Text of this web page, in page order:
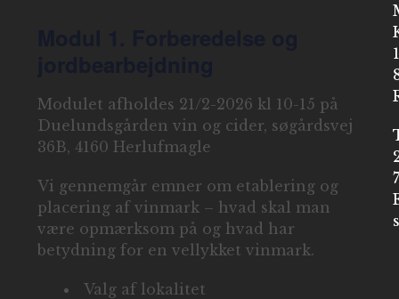
Modulet afholdes 21/2-2026 kl 10-15 på
Duelundsgården vin og cider, søgårdsvej
36B, 4160 Herlufmagle
Vi gennemgår emner om etablering og
placering af vinmark – hvad skal man
være opmærksom på og hvad har
betydning for en vellykket vinmark.
Valg af lokalitet